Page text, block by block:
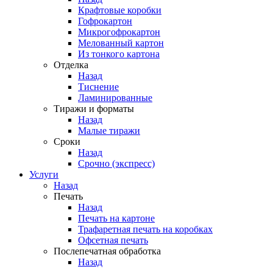
Крафтовые коробки
Гофрокартон
Микрогофрокартон
Мелованный картон
Из тонкого картона
Отделка
Назад
Тиснение
Ламинированные
Тиражи и форматы
Назад
Малые тиражи
Сроки
Назад
Срочно (экспресс)
Услуги
Назад
Печать
Назад
Печать на картоне
Трафаретная печать на коробках
Офсетная печать
Послепечатная обработка
Назад